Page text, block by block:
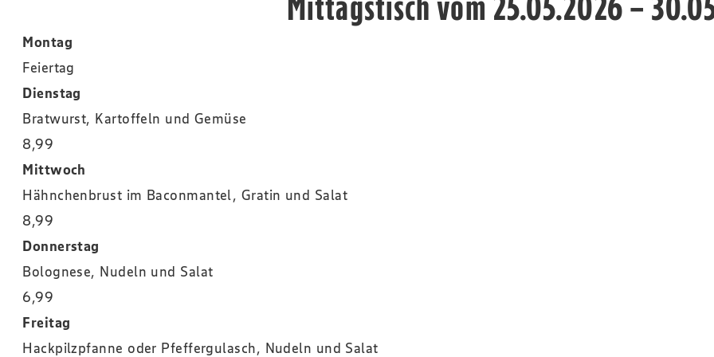
Montag
Feiertag
Dienstag
Bratwurst, Kartoffeln und Gemüse
8,99
Mittwoch
Hähnchenbrust im Baconmantel, Gratin und Salat
8,99
Donnerstag
Bolognese, Nudeln und Salat
6,99
Freitag
Hackpilzpfanne oder Pfeffergulasch, Nudeln und Salat